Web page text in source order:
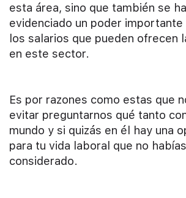
esta área, sino que también se
evidenciado un poder
los salarios que pueden ofrecen
en este sector.
Es por razones como estas que
evitar preguntarnos qué tanto
mundo y si quizás en él hay una
para tu vida laboral que no
considerado.